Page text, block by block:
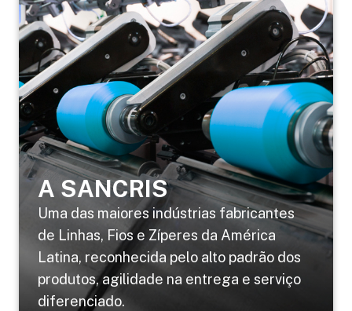
A SANCRIS
Uma das maiores indústrias fabricantes
de Linhas, Fios e Zíperes da América
Latina, reconhecida pelo alto padrão dos
produtos, agilidade na entrega e serviço
diferenciado.